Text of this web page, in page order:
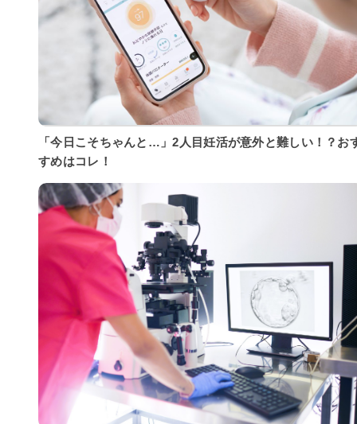
「今日こそちゃんと…」2人目妊活が意外と難しい！？お
すめはコレ！